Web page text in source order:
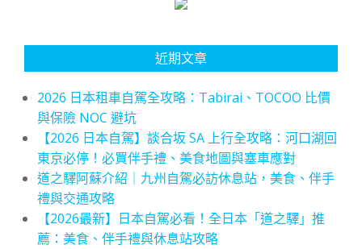
近期文章
2026 日本租車自駕全攻略：Tabirai、TOCOO 比價
與保險 NOC 避坑
【2026 日本自駕】談合坂 SA 上行全攻略：河口湖回
東京必停！必買伴手禮、美食地圖與塞車應對
道之驛阿蘇介紹｜九州自駕必訪休息站，美食、伴手
禮與交通攻略
【2026最新】日本自駕必看！全日本「道之驛」推
薦：美食、伴手禮與休息站攻略